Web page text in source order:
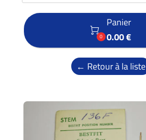

0
Panier
0.00 €
← Retour à la liste